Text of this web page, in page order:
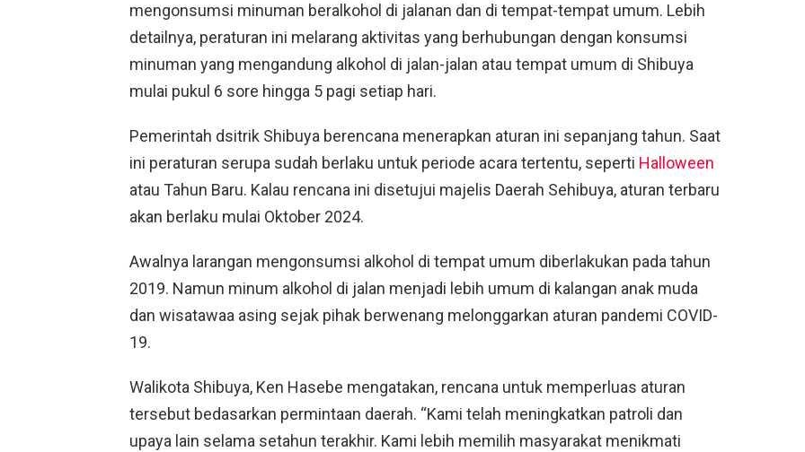
mengonsumsi minuman beralkohol di jalanan dan di tempat-tempat umum. Lebih
detailnya, peraturan ini melarang aktivitas yang berhubungan dengan konsumsi
minuman yang mengandung alkohol di jalan-jalan atau tempat umum di Shibuya
mulai pukul 6 sore hingga 5 pagi setiap hari.
Pemerintah dsitrik Shibuya berencana menerapkan aturan ini sepanjang tahun. Saat
ini peraturan serupa sudah berlaku untuk periode acara tertentu, seperti Halloween
atau Tahun Baru. Kalau rencana ini disetujui majelis Daerah Sehibuya, aturan terbaru
akan berlaku mulai Oktober 2024.
Awalnya larangan mengonsumsi alkohol di tempat umum diberlakukan pada tahun
2019. Namun minum alkohol di jalan menjadi lebih umum di kalangan anak muda
dan wisatawaa asing sejak pihak berwenang melonggarkan aturan pandemi COVID-
19.
Walikota Shibuya, Ken Hasebe mengatakan, rencana untuk memperluas aturan
tersebut bedasarkan permintaan daerah. “Kami telah meningkatkan patroli dan
upaya lain selama setahun terakhir. Kami lebih memilih masyarakat menikmati